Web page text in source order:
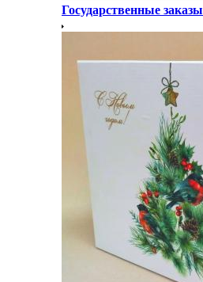
Государственные заказы